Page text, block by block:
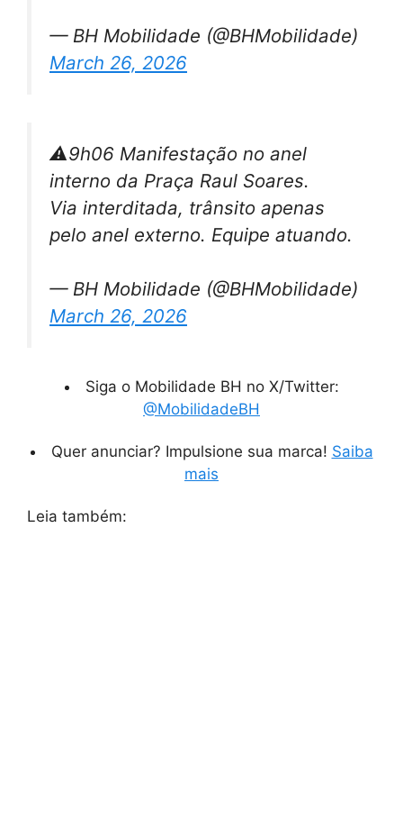
— BH Mobilidade (@BHMobilidade)
March 26, 2026
⚠️9h06 Manifestação no anel
interno da Praça Raul Soares.
Via interditada, trânsito apenas
pelo anel externo. Equipe atuando.
— BH Mobilidade (@BHMobilidade)
March 26, 2026
Siga o Mobilidade BH no X/Twitter:
@MobilidadeBH
Quer anunciar? Impulsione sua marca! Saiba
mais
Leia também: